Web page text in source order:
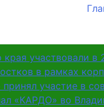
участвовали
в рамках
участие в
«КАРДО» во